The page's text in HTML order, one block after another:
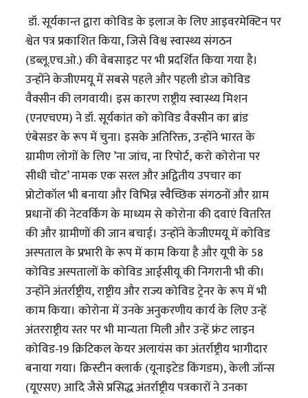
डॉ. सूर्यकान्त द्वारा कोविड के इलाज के लिए आइवरमेक्टिन पर
श्वेत पत्र प्रकाशित किया, जिसे विश्व स्वास्थ्य संगठन
(डब्लू.एच.ओ.) की वेबसाइट पर भी प्रदर्शित किया गया है।
उन्होंने केजीएमयू में सबसे पहले और पहली डोज कोविड
वैक्सीन की लगवायी। इस कारण राष्ट्रीय स्वास्थ्य मिशन
(एनएचएम) ने डॉ. सूर्यकांत को कोविड वैक्सीन का ब्रांड
एंबेसडर के रूप में चुना। इसके अतिरिक्त, उन्होंने भारत के
ग्रामीण लोगों के लिए ’ना जांच, ना रिपोर्ट, करो कोरोना पर
सीधी चोट’ नामक एक सरल और अद्वितीय उपचार का
प्रोटोकॉल भी बनाया और विभिन्न स्वैच्छिक संगठनों और ग्राम
प्रधानों की नेटवर्किंग के माध्यम से कोरोना की दवाएं वितरित
की और ग्रामीणों की जान बचाई। उन्होंने केजीएमयू में कोविड
अस्पताल के प्रभारी के रूप में काम किया है और यूपी के 58
कोविड अस्पतालों के कोविड आईसीयू की निगरानी भी की।
उन्होंने अंतर्राष्ट्रीय, राष्ट्रीय और राज्य कोविड ट्रेनर के रूप में भी
काम किया। कोरोना में उनके अनुकरणीय कार्य के लिए उन्हें
अंतरराष्ट्रीय स्तर पर भी मान्यता मिली और उन्हें फ्रंट लाइन
कोविड-19 क्रिटिकल केयर अलायंस का अंतर्राष्ट्रीय भागीदार
बनाया गया। क्रिस्टीन क्लार्क (यूनाइटेड किंगडम), केली जॉन्स
(यूएसए) आदि जैसे प्रसिद्ध अंतर्राष्ट्रीय पत्रकारों ने उनका